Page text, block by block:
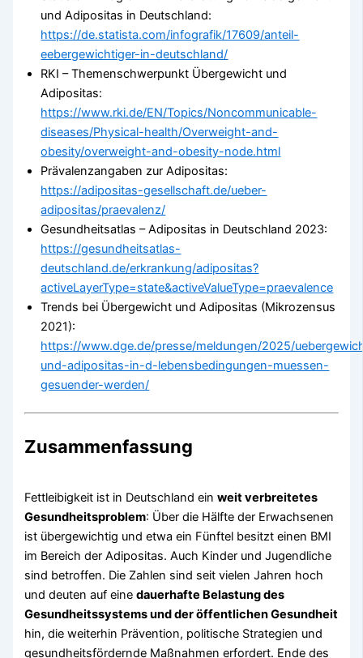
und Adipositas in Deutschland:
https://de.statista.com/infografik/17609/anteil-
eebergewichtiger-in-deutschland/
RKI – Themenschwerpunkt Übergewicht und
Adipositas:
https://www.rki.de/EN/Topics/Noncommunicable-
diseases/Physical-health/Overweight-and-
obesity/overweight-and-obesity-node.html
Prävalenzangaben zur Adipositas:
https://adipositas-gesellschaft.de/ueber-
adipositas/praevalenz/
Gesundheitsatlas – Adipositas in Deutschland 2023:
https://gesundheitsatlas-
deutschland.de/erkrankung/adipositas?
activeLayerType=state&activeValueType=praevalence
Trends bei Übergewicht und Adipositas (Mikrozensus
2021):
https://www.dge.de/presse/meldungen/2025/
und-adipositas-in-d-lebensbedingungen-muessen-
gesuender-werden/
Zusammenfassung
Fettleibigkeit ist in Deutschland einweit verbreitetes
Gesundheitsproblem: Über die Hälfte der Erwachsenen
ist übergewichtig und etwa ein Fünftel besitzt einen BMI
im Bereich der Adipositas. Auch Kinder und Jugendliche
sind betroffen. Die Zahlen sind seit vielen Jahren hoch
und deuten auf einedauerhafte Belastung des
Gesundheitssystems und der öffentlichen Gesundheit
hin, die weiterhin Prävention, politische Strategien und
gesundheitsfördernde Maßnahmen erfordert. Ende des